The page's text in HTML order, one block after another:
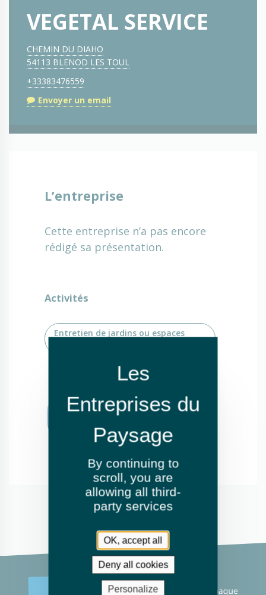
VEGETAL SERVICE
CHEMIN DU DIAHO
54113 BLENOD LES TOUL
+33383476559
Envoyer un email
L’entreprise
Cette entreprise n’a pas encore
rédigé sa présentation.
Activités
Entretien de jardins ou espaces
By continuing to
scroll, you are
allowing all third-
party services
OK, accept all
Deny all cookies
Personalize